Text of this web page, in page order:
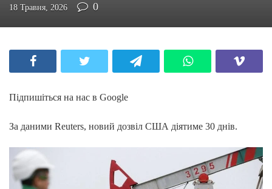
18 Травня, 2026 0
Підпишіться на нас в Google
За даними Reuters, новий дозвіл США діятиме 30 днів.